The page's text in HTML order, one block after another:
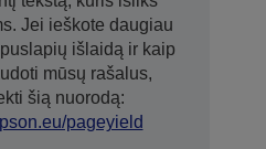
Jei ieškote daugiau
išlaidą ir kaip
mūsų rašalus,
šią nuorodą:
pageyield